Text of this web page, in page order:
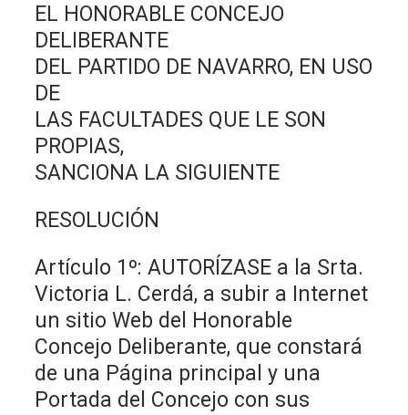
EL HONORABLE CONCEJO
DELIBERANTE
DEL PARTIDO DE NAVARRO, EN USO
DE
LAS FACULTADES QUE LE SON
PROPIAS,
SANCIONA LA SIGUIENTE
RESOLUCIÓN
Artículo 1º: AUTORÍZASE a la Srta.
Victoria L. Cerdá, a subir a Internet
un sitio Web del Honorable
Concejo Deliberante, que constará
de una Página principal y una
Portada del Concejo con sus